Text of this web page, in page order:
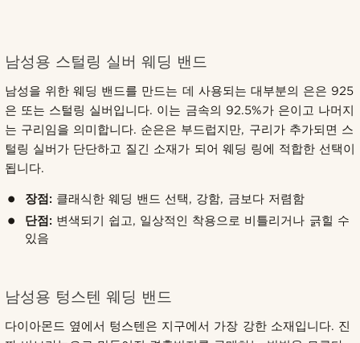
남성용 스털링 실버 웨딩 밴드
남성을 위한 웨딩 밴드를 만드는 데 사용되는 대부분의 은은 925
은 또는 스털링 실버입니다. 이는 금속의 92.5%가 은이고 나머지
는 구리임을 의미합니다. 순은은 부드럽지만, 구리가 추가되면 스
털링 실버가 단단하고 질긴 소재가 되어 웨딩 링에 적합한 선택이
됩니다.
장점: 클래식한 웨딩 밴드 선택, 강함, 금보다 저렴함
단점: 변색되기 쉽고, 일상적인 착용으로 비틀리거나 긁힐 수
있음
남성용 텅스텐 웨딩 밴드
다이아몬드 옆에서 텅스텐은 지구에서 가장 강한 소재입니다. 진